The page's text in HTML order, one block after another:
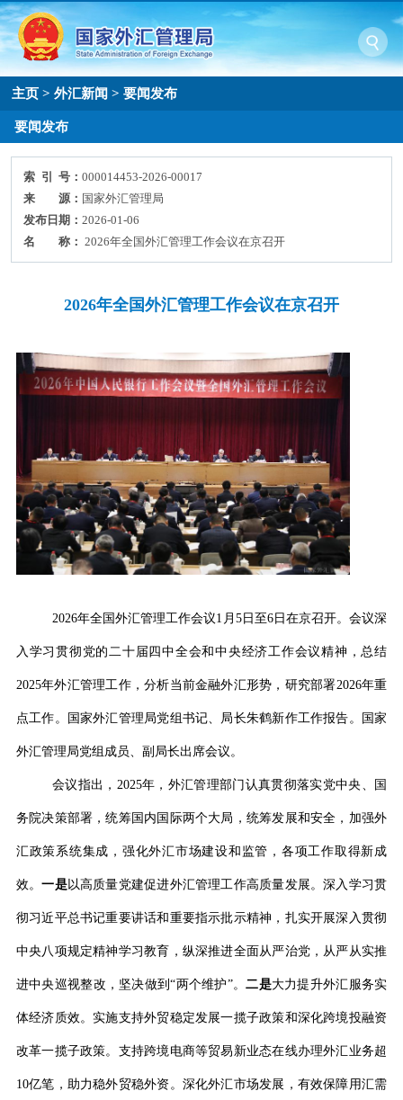
主页 >外汇新闻 >要闻发布
要闻发布
索 引 号：000014453-2026-00017
来 源： 国家外汇管理局
发布日期：2026-01-06
名 称： 2026年全国外汇管理工作会议在京召开
2026年全国外汇管理工作会议在京召开
2026年全国外汇管理工作会议1 月 5日至6日在京召开。会议深
入学习贯彻党的二十届四中全会和中央经济工作会议精神，总结
2025年外汇管理工作，分析当前金融外汇形势，研究部署2026年重
点工作。国家外汇管理局党组书记、局长朱鹤新作工作报告。国家
外汇管理局党组成员、副局长出席会议。
会议指出， 2025年，外汇管理部门认真贯彻落实党中央、国
务院决策部署，统筹国内国际两个大局，统筹发展和安全，加强外
汇政策系统集成，强化外汇市场建设和监管，各项工作取得新成
效。一是以高质量党建促进外汇管理工作高质量发展。深入学习贯
彻习近平总书记重要讲话和重要指示批示精神，扎实开展深入贯彻
中央八项规定精神学习教育，纵深推进全面从严治党，从严从实推
进中央巡视整改，坚决做到“两个维护”。二是大力提升外汇服务实
体经济质效。实施支持外贸稳定发展一揽子政策和深化跨境投融资
改革一揽子政策。支持跨境电商等贸易新业态在线办理外汇业务超
10亿笔，助力稳外贸稳外资。深化外汇市场发展，有效保障用汇需